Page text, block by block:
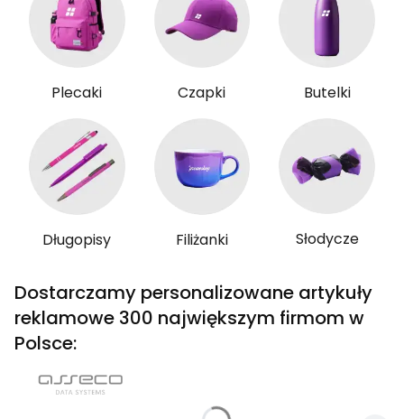
Plecaki Czapki Butelki
Długopisy Filiżanki Słodycze
Dostarczamy personalizowane artykuły
reklamowe 300 największym firmom w
Polsce: